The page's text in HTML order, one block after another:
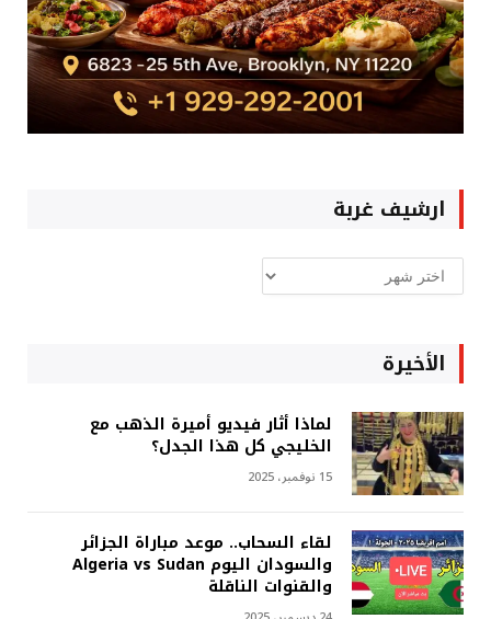
ارشيف غربة
ارشيف
غربة
الأخيرة
لماذا أثار فيديو أميرة الذهب مع
الخليجي كل هذا الجدل؟
15 نوفمبر، 2025
لقاء السحاب.. موعد مباراة الجزائر
والسودان اليوم Algeria vs Sudan
والقنوات الناقلة